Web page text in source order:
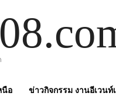
นือ ข่าวกิจกรรม งานอีเวนท์